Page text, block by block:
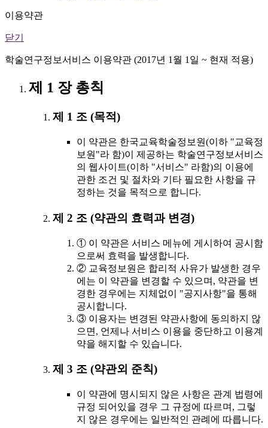
이용약관
닫기
학술연구정보서비스 이용약관 (2017년 1월 1일 ~ 현재 적용)
제 1 장 총칙
제 1 조 (목적)
이 약관은 한국교육학술정보원(이하 "교육정
보원"라 함)이 제공하는 학술연구정보서비스
의 웹사이트(이하 "서비스" 라함)의 이용에
관한 조건 및 절차와 기타 필요한 사항을 규
정하는 것을 목적으로 합니다.
제 2 조 (약관의 효력과 변경)
① 이 약관은 서비스 메뉴에 게시하여 공시함
으로써 효력을 발생합니다.
② 교육정보원은 합리적 사유가 발생한 경우
에는 이 약관을 변경할 수 있으며, 약관을 변
경한 경우에는 지체없이 "공지사항"을 통해
공시합니다.
③ 이용자는 변경된 약관사항에 동의하지 않
으면, 언제나 서비스 이용을 중단하고 이용계
약을 해지할 수 있습니다.
제 3 조 (약관외 준칙)
이 약관에 명시되지 않은 사항은 관계 법령에
규정 되어있을 경우 그 규정에 따르며, 그렇
지 않은 경우에는 일반적인 관례에 따릅니다.